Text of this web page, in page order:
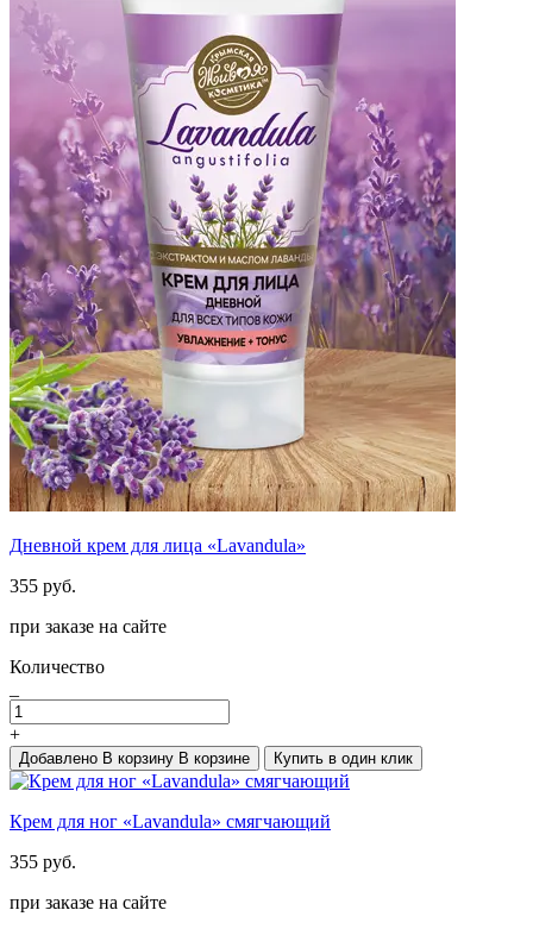
Дневной крем для лица «Lavandula»
355 руб.
при заказе на сайте
Количество
+
Добавлено В корзину В корзине Купить в один клик
Крем для ног «Lavandula» смягчающий
355 руб.
при заказе на сайте